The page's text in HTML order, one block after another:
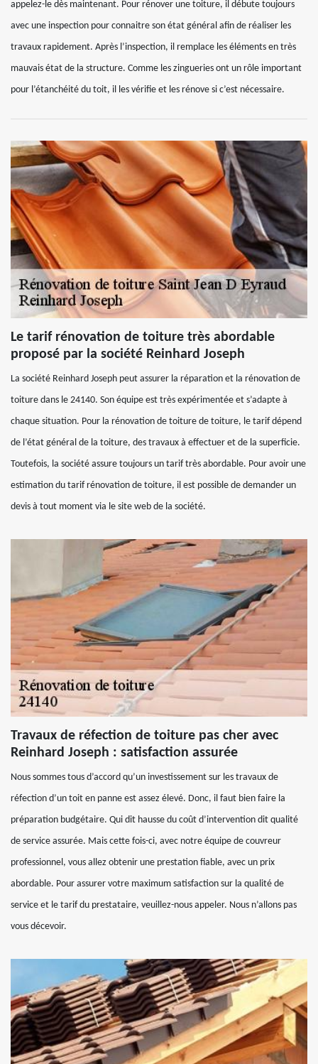
appelez-le dès maintenant. Pour rénover une toiture, il débute toujours
avec une inspection pour connaitre son état général afin de réaliser les
travaux rapidement. Après l’inspection, il remplace les éléments en très
mauvais état de la structure. Comme les zingueries ont un rôle important
pour l’étanchéité du toit, il les vérifie et les rénove si c’est nécessaire.
Le tarif rénovation de toiture très abordable
proposé par la société Reinhard Joseph
La société Reinhard Joseph peut assurer la réparation et la rénovation de
toiture dans le 24140. Son équipe est très expérimentée et s’adapte à
chaque situation. Pour la rénovation de toiture de toiture, le tarif dépend
de l’état général de la toiture, des travaux à effectuer et de la superficie.
Toutefois, la société assure toujours un tarif très abordable. Pour avoir une
estimation du tarif rénovation de toiture, il est possible de demander un
devis à tout moment via le site web de la société.
Travaux de réfection de toiture pas cher avec
Reinhard Joseph : satisfaction assurée
Nous sommes tous d’accord qu’un investissement sur les travaux de
réfection d’un toit en panne est assez élevé. Donc, il faut bien faire la
préparation budgétaire. Qui dit hausse du coût d’intervention dit qualité
de service assurée. Mais cette fois-ci, avec notre équipe de couvreur
professionnel, vous allez obtenir une prestation fiable, avec un prix
abordable. Pour assurer votre maximum satisfaction sur la qualité de
service et le tarif du prestataire, veuillez-nous appeler. Nous n’allons pas
vous décevoir.